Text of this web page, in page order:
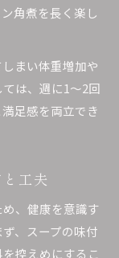
角煮を長く楽し
まい体重増加や
は、週に1～2回
足感を両立でき
工夫
、健康を意識す
、スープの味付
控えめにするこ